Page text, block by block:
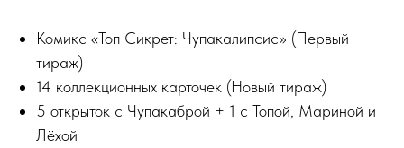
Комикс «Топ Сикрет: Чупакалипсис» (Первый
тираж)
14 коллекционных карточек (Новый тираж)
5 открыток с Чупакаброй + 1 с Топой, Мариной и
Лёхой